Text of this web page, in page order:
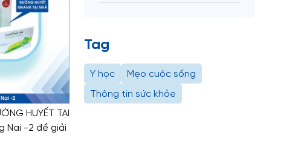
HUYẾT TẠI
Nai -2 để giải
Tag
Y học
Mẹo cuộc sống
Thông tin sức khỏe